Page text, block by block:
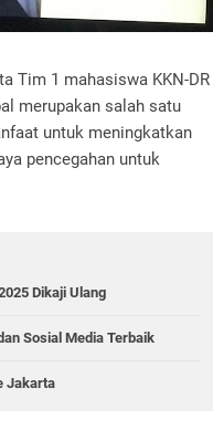
Tim 1 mahasiswa KKN-DR
merupakan salah satu
untuk meningkatkan
pencegahan untuk
Dikaji Ulang
Sosial Media Terbaik
Jakarta